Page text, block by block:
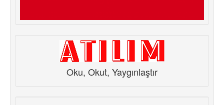
Oku, Okut, Yaygınlaştır